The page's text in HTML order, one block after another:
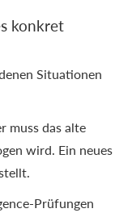
konkret
Situationen
muss das alte
wird. Ein neues
Prüfungen